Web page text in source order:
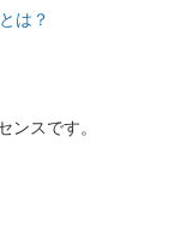
は？
ンスです。